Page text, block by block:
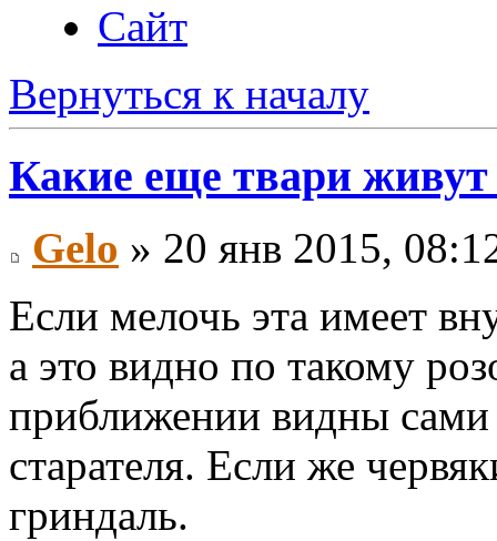
Сайт
Вернуться к началу
Какие еще твари
Gelo » 20 янв 2015,
Если мелочь эта имеет
а это видно по такому
приближении видны сами
старателя. Если же
гриндаль.